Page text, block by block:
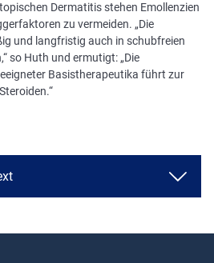
Dermatitis stehen Emollenzien
zu vermeiden. „Die
und langfristig auch in schubfreien
so Huth und ermutigt: „Die
Basistherapeutika führt zur